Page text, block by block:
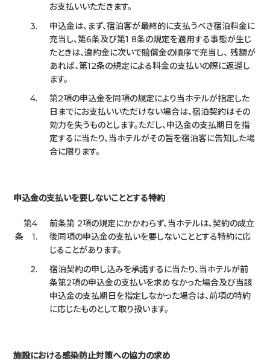
お支払いいただきます。
3.
申込金は、まず、宿泊客が最終的に支払うべき宿泊料金に
充当し、第6条及び第1 8条の規定を適用する事態が生じ
たときは、違約金に次いで賠償金の順序で充当し、 残額が
あれば、第12条の規定による料金の支払いの際に返還し
ます。
4.
第2項の申込金を同項の規定により当ホテルが指定した
日までにお支払いいただけない場合は、宿泊契約はその
効力を失うものとします。ただし、申込金の支払期日を指
定するに当たり、当ホテルがその旨を宿泊客に告知した場
合に限ります。
申込金の支払いを要しないこととする特約
第4
条 1.
前条第 2項の規定にかかわらず、当ホテルは、契約の成立
後同項の申込金の支払いを要しないこととする特約に応
じることがあります。
2.
宿泊契約の申し込みを承諾するに当たり、当ホテルが前
条第2項の申込金の支払いを求めなかった場合及び当該
申込金の支払期日を指定しなかった場合は、前項の特約
に応じたものとして取り扱います。
施設における感染防止対策への協力の求め